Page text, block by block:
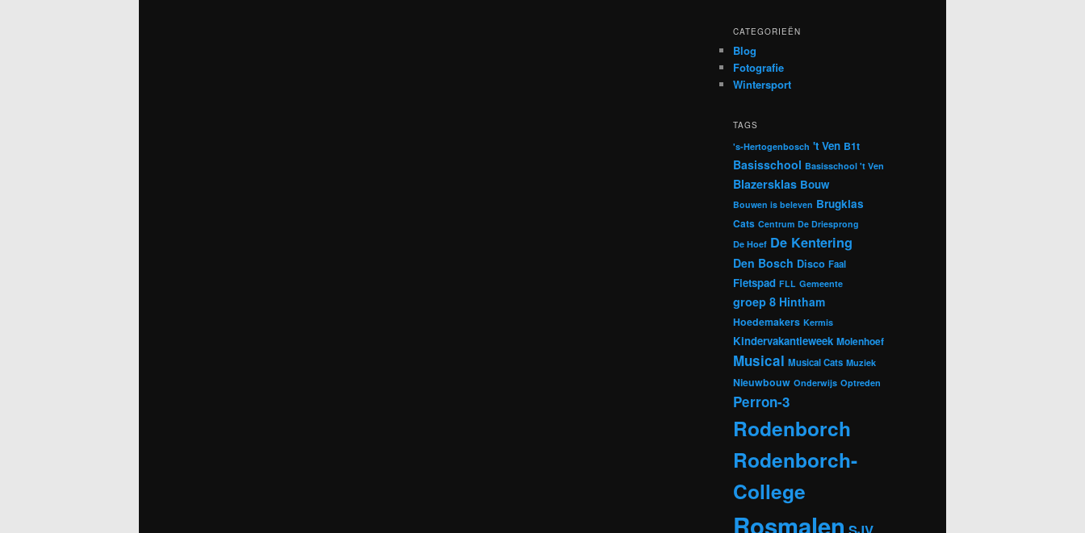
CATEGORIEËN
Blog
Fotografie
Wintersport
TAGS
's-Hertogenbosch 't Ven B1t
Basisschool Basisschool 't Ven
Blazersklas Bouw
Bouwen is beleven Brugklas
Cats Centrum De Driesprong
De Hoef De Kentering
Den Bosch Disco Faal
Fietspad FLL Gemeente
groep 8 Hintham
Hoedemakers Kermis
Kindervakantieweek Molenhoef
Musical Musical Cats Muziek
Nieuwbouw Onderwijs Optreden
Perron-3
Rodenborch
Rodenborch-
College
Rosmalen